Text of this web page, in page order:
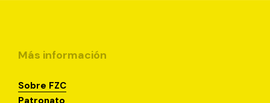
Más información
Sobre FZC